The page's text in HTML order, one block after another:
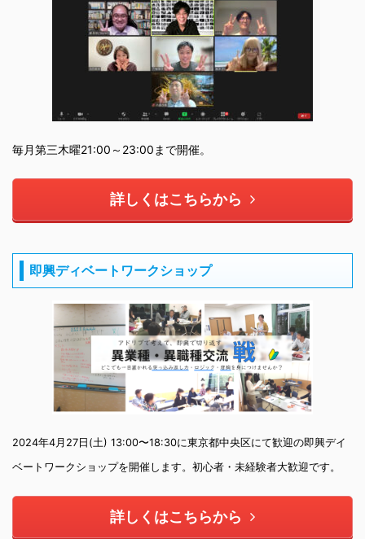
毎月第三木曜21:00～23:00まで開催。
詳しくはこちらから
即興ディベートワークショップ
2024年4月27日(土) 13:00〜18:30に東京都中央区にて歓迎の即興デイ
ベートワークショップを開催します。初心者・未経験者大歓迎です。
詳しくはこちらから